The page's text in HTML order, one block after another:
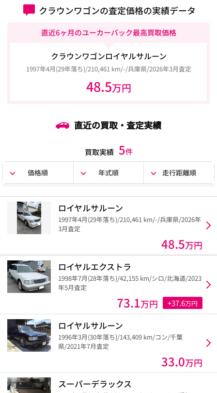
クラウンワゴンの査定価格の実績データ
直近6ヶ月のユーカーパック最高買取価格
クラウンワゴンロイヤルサルーン
1997年4月(29年落ち)/210,461 km/-/兵庫県/2026年3月査定
48.5万円
直近の買取・査定実績
買取実績 5件
価格順 年式順 走行距離順
ロイヤルサルーン
1997年4月(29年落ち)/210,461 km/-/兵庫県/2026年
3月査定
48.5万円
ロイヤルエクストラ
1998年7月(28年落ち)/42,155 km/シロ/北海道/2023
年5月査定
73.1万円 +37.6万円
ロイヤルサルーン
1996年3月(30年落ち)/143,409 km/コン/千葉
県/2021年7月査定
33.0万円
スーパーデラックス